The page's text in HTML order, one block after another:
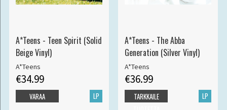
A*Teens - Teen Spirit (Solid
Beige Vinyl)
A*Teens
€34.99
LP
VARAA
A*Teens - The Abba
Generation (Silver Vinyl)
A*Teens
€36.99
LP
TARKKAILE